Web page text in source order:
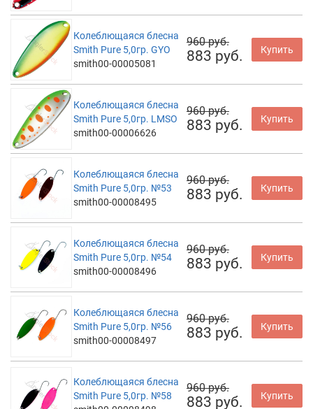
Колеблющаяся блесна
Smith Pure 5,0гр. GYO
smith00-00005081
960 руб.
883 руб. Купить
Колеблющаяся блесна
Smith Pure 5,0гр. LMSO
smith00-00006626
960 руб.
883 руб. Купить
Колеблющаяся блесна
Smith Pure 5,0гр. №53
smith00-00008495
960 руб.
883 руб. Купить
Колеблющаяся блесна
Smith Pure 5,0гр. №54
smith00-00008496
960 руб.
883 руб. Купить
Колеблющаяся блесна
Smith Pure 5,0гр. №56
smith00-00008497
960 руб.
883 руб. Купить
Колеблющаяся блесна
Smith Pure 5,0гр. №58
960 руб.
883 руб. Купить